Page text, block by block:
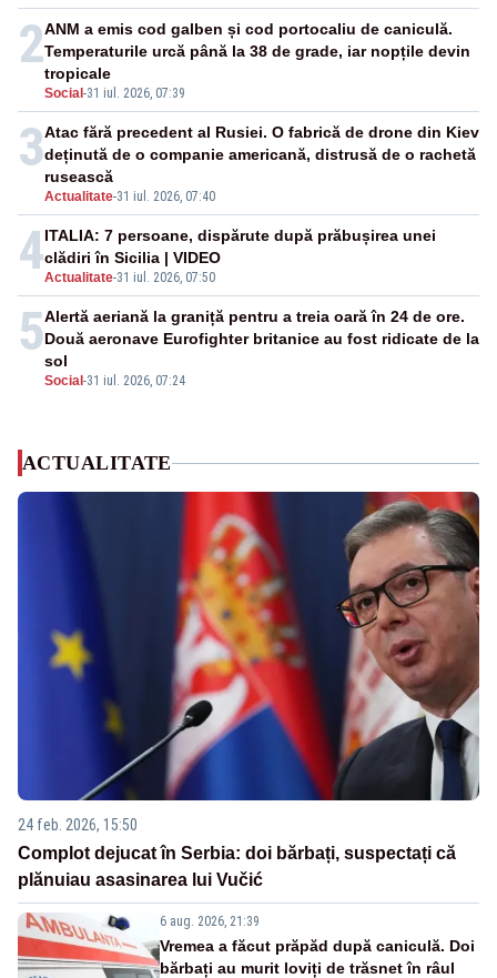
2
Social -31 iul. 2026, 07:39
ANM a emis cod galben și cod portocaliu de caniculă.
Temperaturile urcă până la 38 de grade, iar nopțile devin
tropicale
3
Actualitate-31 iul. 2026, 07:40
Atac fără precedent al Rusiei. O fabrică de drone din Kiev
deținută de o companie americană, distrusă de o rachetă
rusească
4Actualitate-31 iul. 2026, 07:50
ITALIA: 7 persoane, dispărute după prăbușirea unei
clădiri în Sicilia | VIDEO
5
Social -31 iul. 2026, 07:24
Alertă aeriană la graniță pentru a treia oară în 24 de ore.
Două aeronave Eurofighter britanice au fost ridicate de la
sol
ACTUALITATE
24 feb. 2026, 15:50
Complot dejucat în Serbia: doi bărbați, suspectați că
plănuiau asasinarea lui Vučić
6 aug. 2026, 21:39
Vremea a făcut prăpăd după caniculă. Doi
bărbați au murit loviți de trăsnet în râul